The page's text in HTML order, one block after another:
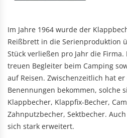
Im Jahre 1964 wurde der
Reißbrett in die Serienproduktion
Stück verließen pro Jahr die
treuen Begleiter beim Camping
auf Reisen. Zwischenzeitlich hat er
Benennungen bekommen, solche
Klappbecher, Klappfix-Becher,
Zahnputzbecher, Sektbecher.
sich stark erweitert.